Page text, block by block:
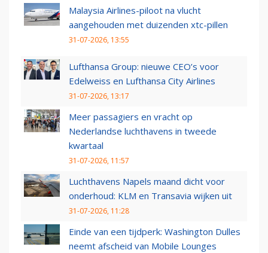
Malaysia Airlines-piloot na vlucht
aangehouden met duizenden xtc-pillen
31-07-2026, 13:55
Lufthansa Group: nieuwe CEO’s voor
Edelweiss en Lufthansa City Airlines
31-07-2026, 13:17
Meer passagiers en vracht op
Nederlandse luchthavens in tweede
kwartaal
31-07-2026, 11:57
Luchthavens Napels maand dicht voor
onderhoud: KLM en Transavia wijken uit
31-07-2026, 11:28
Einde van een tijdperk: Washington Dulles
neemt afscheid van Mobile Lounges